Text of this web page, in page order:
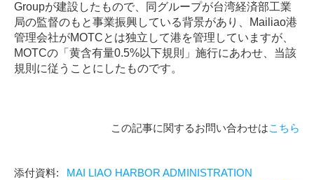
Groupが建設したもので、同グループが台湾経済部工業
局の監督のもと事業振興している背景があり、Mailiao港
管理会社がMOTCとは独立して港を管理していますが、
MOTCの「黄含有量0.5%以下規則」施行にあわせ、当該
規則に従うことにしたものです。
この記事に関するお問い合わせはこちら
MAI LIAO HARBOR ADMINISTRATION